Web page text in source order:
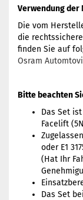
Verwendung der
Die vom
die
finden Sie auf
Osram
Bitte beachten
Das Set
Facelift
oder E1
(Hat Ihr
Das Set